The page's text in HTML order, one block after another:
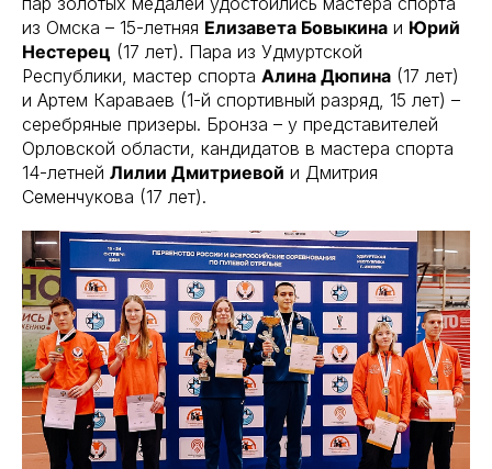
из Омска – 15-летняя Елизавета Бовыкина и Юрий
Нестерец (17 лет). Пара из Удмуртской
Республики, мастер спорта Алина Дюпина (17 лет)
и Артем Караваев (1-й спортивный разряд, 15 лет) –
серебряные призеры. Бронза – у представителей
Орловской области, кандидатов в мастера спорта
14-летней Лилии Дмитриевой и Дмитрия
Семенчукова (17 лет).